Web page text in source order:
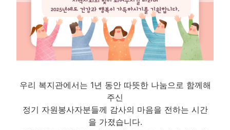
우리 복지관에서는 1년 동안 따뜻한 나눔으로 함께해
주신
정기 자원봉사자분들께 감사의 마음을 전하는 시간
을 가졌습니다.